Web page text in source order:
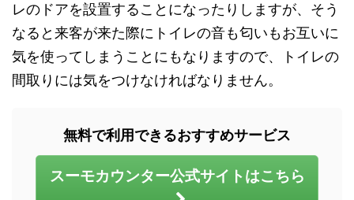
レのドアを設置することになったりしますが、そう
なると来客が来た際にトイレの音も匂いもお互いに
気を使ってしまうことにもなりますので、トイレの
間取りには気をつけなければなりません。
無料で利用できるおすすめサービス
スーモカウンター公式サイトはこちら